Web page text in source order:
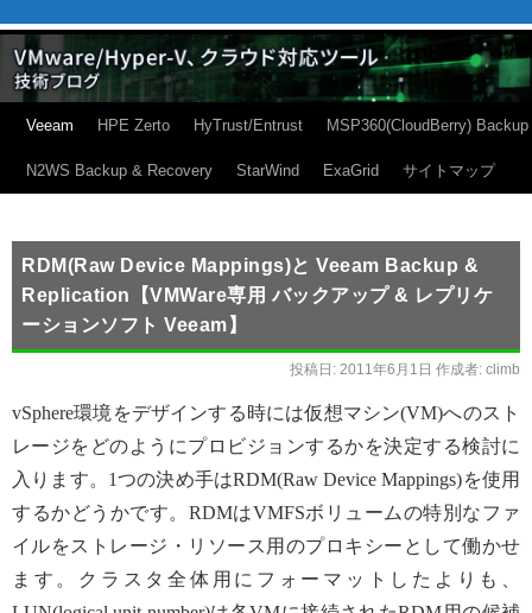
Veeam HPE Zerto HyTrust/Entrust MSP360(CloudBerry) Backup
N2WS Backup & Recovery StarWind ExaGrid サイトマップ
RDM(Raw Device Mappings)と Veeam Backup &
Replication【VMWare専用 バックアップ & レプリケ
ーションソフト Veeam】
投稿日: 2011年6月1日 作成者: climb
vSphere環境をデザインする時には仮想マシン(VM)へのスト
レージをどのようにプロビジョンするかを決定する検討に
入ります。1つの決め手はRDM(Raw Device Mappings)を使用
するかどうかです。RDMはVMFSボリュームの特別なファ
イルをストレージ・リソース用のプロキシーとして働かせ
ます。クラスタ全体用にフォーマットしたよりも、